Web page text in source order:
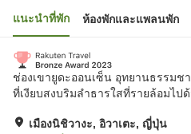
แนะนำที่พัก ห้องพักและแพลนพัก
ช่องเขายูดะออนเซ็น อุทยานธรรมช
ที่เงียบสงบริมลำธารใสที่รายล้อมไป
เมืองนิชิวางะ, อิวาเตะ, ญี่ปุ่น